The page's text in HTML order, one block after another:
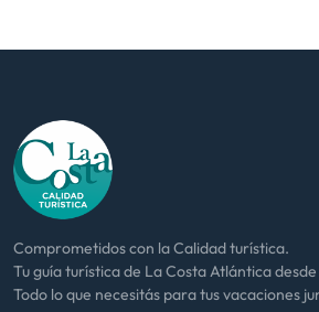
Comprometidos con la Calidad turística.
Tu guía turística de La Costa Atlántica
Todo lo que necesitás para tus vacaciones